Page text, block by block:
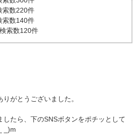
索数220件
索数140件
索数120件
がとうございました。
したら、下のSNSボタンをポチッとして
_)m